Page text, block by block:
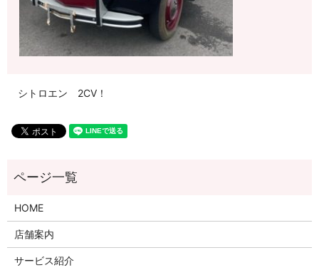
シトロエン 2CV！
HOME
店舗案内
サービス紹介